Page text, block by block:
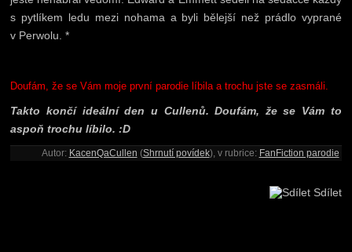
s pytlíkem ledu mezi nohama a byli bělejší než prádlo vyprané
v Perwolu. *
Doufám, že se Vám moje první parodie líbila a trochu jste se zasmáli.
Takto končí ideální den u Cullenů. Doufám, že se Vám to
aspoň trochu líbilo. :D
Autor: KacenQaCullen (Shrnutí povídek), v rubrice: FanFiction parodie
Sdílet